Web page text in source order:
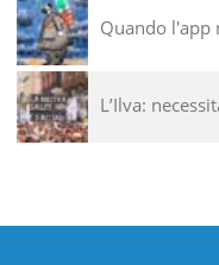
Quando l'app
L’Ilva: